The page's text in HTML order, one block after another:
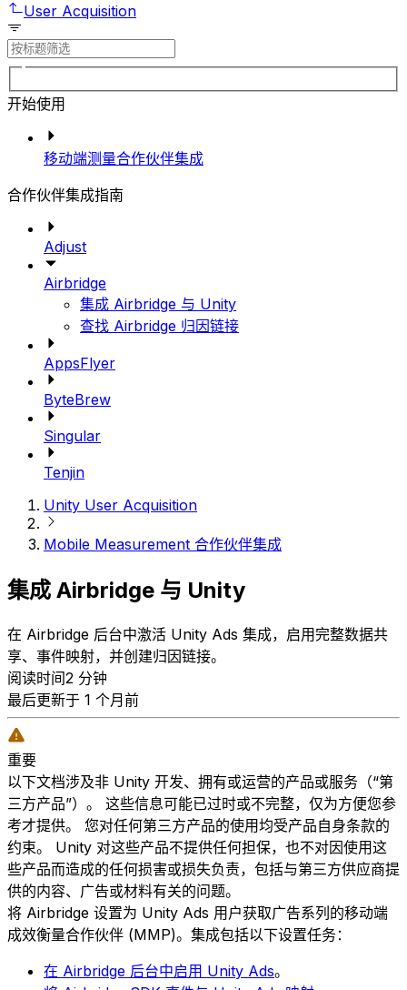
User Acquisition
开始使用
移动端测量合作伙伴集成
合作伙伴集成指南
Adjust
Airbridge
集成 Airbridge 与 Unity
查找 Airbridge 归因链接
AppsFlyer
ByteBrew
Singular
Tenjin
Unity User Acquisition
Mobile Measurement 合作伙伴集成
集成 Airbridge 与 Unity
在 Airbridge 后台中激活 Unity Ads 集成，启用完整数据共
享、事件映射，并创建归因链接。
阅读时间2 分钟
最后更新于 1 个月前
重要
以下文档涉及非 Unity 开发、拥有或运营的产品或服务（“第
三方产品”）。 这些信息可能已过时或不完整，仅为方便您参
考才提供。 您对任何第三方产品的使用均受产品自身条款的
约束。 Unity 对这些产品不提供任何担保，也不对因使用这
些产品而造成的任何损害或损失负责，包括与第三方供应商提
供的内容、广告或材料有关的问题。
将 Airbridge 设置为 Unity Ads 用户获取广告系列的移动端
成效衡量合作伙伴 (MMP)。集成包括以下设置任务：
在 Airbridge 后台中启用 Unity Ads。